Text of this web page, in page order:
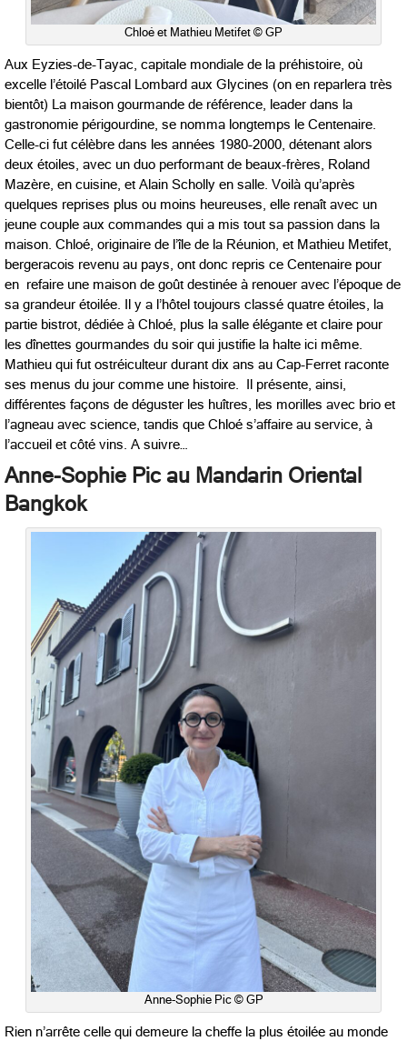
Chloé et Mathieu Metifet © GP
Aux Eyzies-de-Tayac, capitale mondiale de la préhistoire, où
excelle l’étoilé Pascal Lombard aux Glycines (on en reparlera très
bientôt) La maison gourmande de référence, leader dans la
gastronomie périgourdine, se nomma longtemps le Centenaire.
Celle-ci fut célèbre dans les années 1980-2000, détenant alors
deux étoiles, avec un duo performant de beaux-frères, Roland
Mazère, en cuisine, et Alain Scholly en salle. Voilà qu’après
quelques reprises plus ou moins heureuses, elle renaît avec un
jeune couple aux commandes qui a mis tout sa passion dans la
maison. Chloé, originaire de l’île de la Réunion, et Mathieu Metifet,
bergeracois revenu au pays, ont donc repris ce Centenaire pour
en refaire une maison de goût destinée à renouer avec l’époque de
sa grandeur étoilée. Il y a l’hôtel toujours classé quatre étoiles, la
partie bistrot, dédiée à Chloé, plus la salle élégante et claire pour
les dînettes gourmandes du soir qui justifie la halte ici même.
Mathieu qui fut ostréiculteur durant dix ans au Cap-Ferret raconte
ses menus du jour comme une histoire. Il présente, ainsi,
différentes façons de déguster les huîtres, les morilles avec brio et
l’agneau avec science, tandis que Chloé s’affaire au service, à
l’accueil et côté vins. A suivre…
Anne-Sophie Pic au Mandarin Oriental
Bangkok
Anne-Sophie Pic © GP
Rien n’arrête celle qui demeure la cheffe la plus étoilée au monde